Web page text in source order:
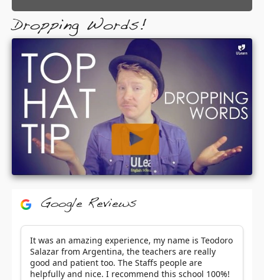
Dropping Words!
Google Reviews
It was an amazing experience, my name is Teodoro
Salazar from Argentina, the teachers are really
good and patient too. The Staffs people are
helpfully and nice. I recommend this school 100%!